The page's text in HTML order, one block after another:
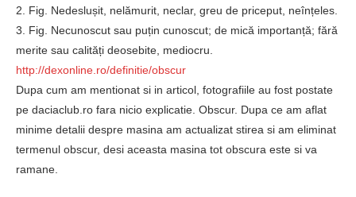
2. Fig. Nedeslușit, nelămurit, neclar, greu de priceput, neînțeles.
3. Fig. Necunoscut sau puțin cunoscut; de mică importanță; fără
merite sau calități deosebite, mediocru.
http://dexonline.ro/definitie/obscur
Dupa cum am mentionat si in articol, fotografiile au fost postate
pe daciaclub.ro fara nicio explicatie. Obscur. Dupa ce am aflat
minime detalii despre masina am actualizat stirea si am eliminat
termenul obscur, desi aceasta masina tot obscura este si va
ramane.